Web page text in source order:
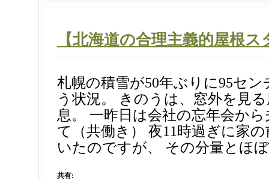
【北海道の合理主義的屋根ス
札幌の積雪が50年ぶりに95セ
う状況。 きのうは、窓外を見
息。 一昨日は会社の忘年会か
て（共働き） 夜11時過ぎに家
いたのですが、 その分量とほ
共有: